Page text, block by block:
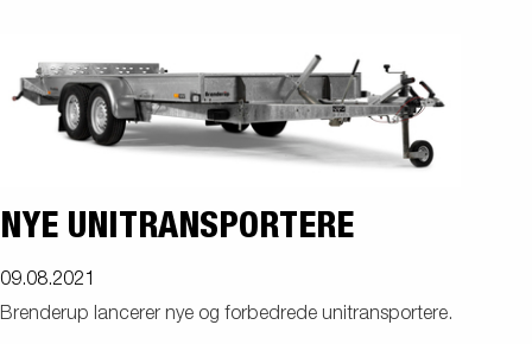
NYE UNITRANSPORTERE
09.08.2021
Brenderup lancerer nye og forbedrede unitransportere.